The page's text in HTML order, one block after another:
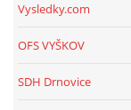
Vysledky.com
OFS VYŠKOV
SDH Drnovice